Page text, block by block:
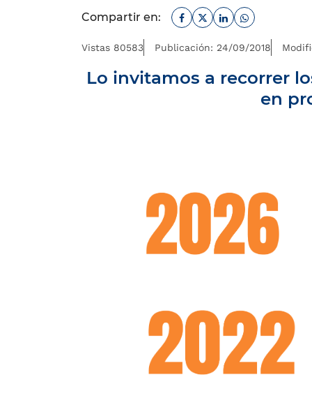
Compartir en: Facebook
TwitterLinkedinWhatsapp
Vistas 80583 Publicación: 24/09/2018
Lo invitamos a recorrer
en